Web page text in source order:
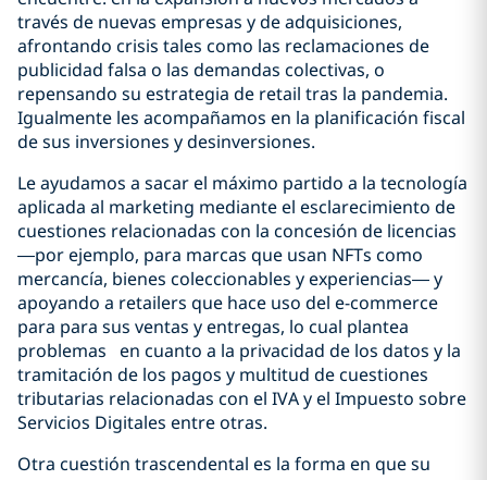
través de nuevas empresas y de adquisiciones,
afrontando crisis tales como las reclamaciones de
publicidad falsa o las demandas colectivas, o
repensando su estrategia de retail tras la pandemia.
Igualmente les acompañamos en la planificación fiscal
de sus inversiones y desinversiones.
Le ayudamos a sacar el máximo partido a la tecnología
aplicada al marketing mediante el esclarecimiento de
cuestiones relacionadas con la concesión de licencias
—por ejemplo, para marcas que usan NFTs como
mercancía, bienes coleccionables y experiencias— y
apoyando a retailers que hace uso del e-commerce
para para sus ventas y entregas, lo cual plantea
problemas en cuanto a la privacidad de los datos y la
tramitación de los pagos y multitud de cuestiones
tributarias relacionadas con el IVA y el Impuesto sobre
Servicios Digitales entre otras.
Otra cuestión trascendental es la forma en que su